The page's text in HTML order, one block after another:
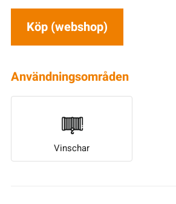
Köp (webshop)
Användningsområden
Vinschar